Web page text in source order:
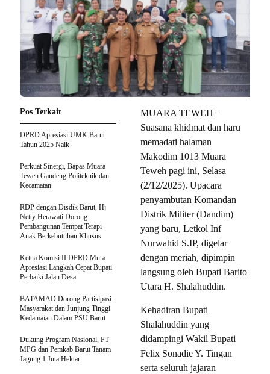
MUARA TEWEH–
Suasana khidmat dan haru
memadati halaman
Makodim 1013 Muara
Teweh pagi ini, Selasa
(2/12/2025). Upacara
penyambutan Komandan
Distrik Militer (Dandim)
yang baru, Letkol Inf
Nurwahid S.IP, digelar
dengan meriah, dipimpin
langsung oleh Bupati Barito
Utara H. Shalahuddin.
Kehadiran Bupati
Shalahuddin yang
didampingi Wakil Bupati
Felix Sonadie Y. Tingan
serta seluruh jajaran
Pos Terkait
DPRD Apresiasi UMK Barut
Tahun 2025 Naik
Perkuat Sinergi, Bapas Muara
Teweh Gandeng Politeknik dan
Kecamatan
RDP dengan Disdik Barut, Hj
Netty Herawati Dorong
Pembangunan Tempat Terapi
Anak Berkebutuhan Khusus
Ketua Komisi II DPRD Mura
Apresiasi Langkah Cepat Bupati
Perbaiki Jalan Desa
BATAMAD Dorong Partisipasi
Masyarakat dan Junjung Tinggi
Kedamaian Dalam PSU Barut
Dukung Program Nasional, PT
MPG dan Pemkab Barut Tanam
Jagung 1 Juta Hektar